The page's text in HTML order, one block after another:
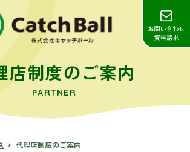
店制度のご案内
PARTNER
代理店制度のご案内